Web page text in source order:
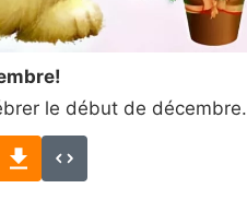
le début de décembre.